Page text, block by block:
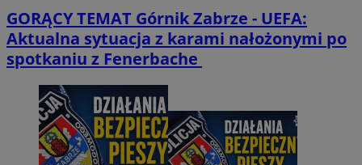
GORĄCY TEMAT Górnik Zabrze - UEFA:
Aktualna sytuacja z karami nałożonymi po
spotkaniu z Fenerbache